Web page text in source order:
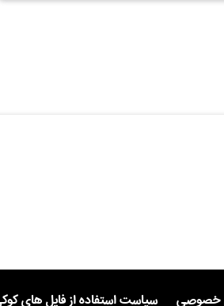
خصوصی سیاست استفاده از فایل های